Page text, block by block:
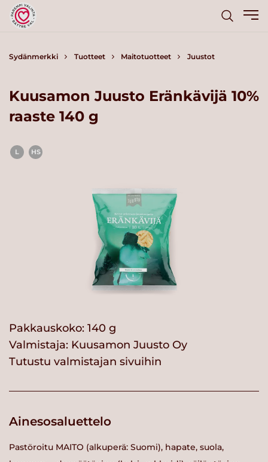
Sydänmerkki Tuotteet Maitotuotteet Juustot
Kuusamon Juusto Eränkävijä 10%
raaste 140 g
L HS
Pakkauskoko: 140 g
Valmistaja: Kuusamon Juusto Oy
Tutustu valmistajan sivuihin
Ainesosaluettelo
Pastöroitu MAITO (alkuperä: Suomi), hapate, suola,